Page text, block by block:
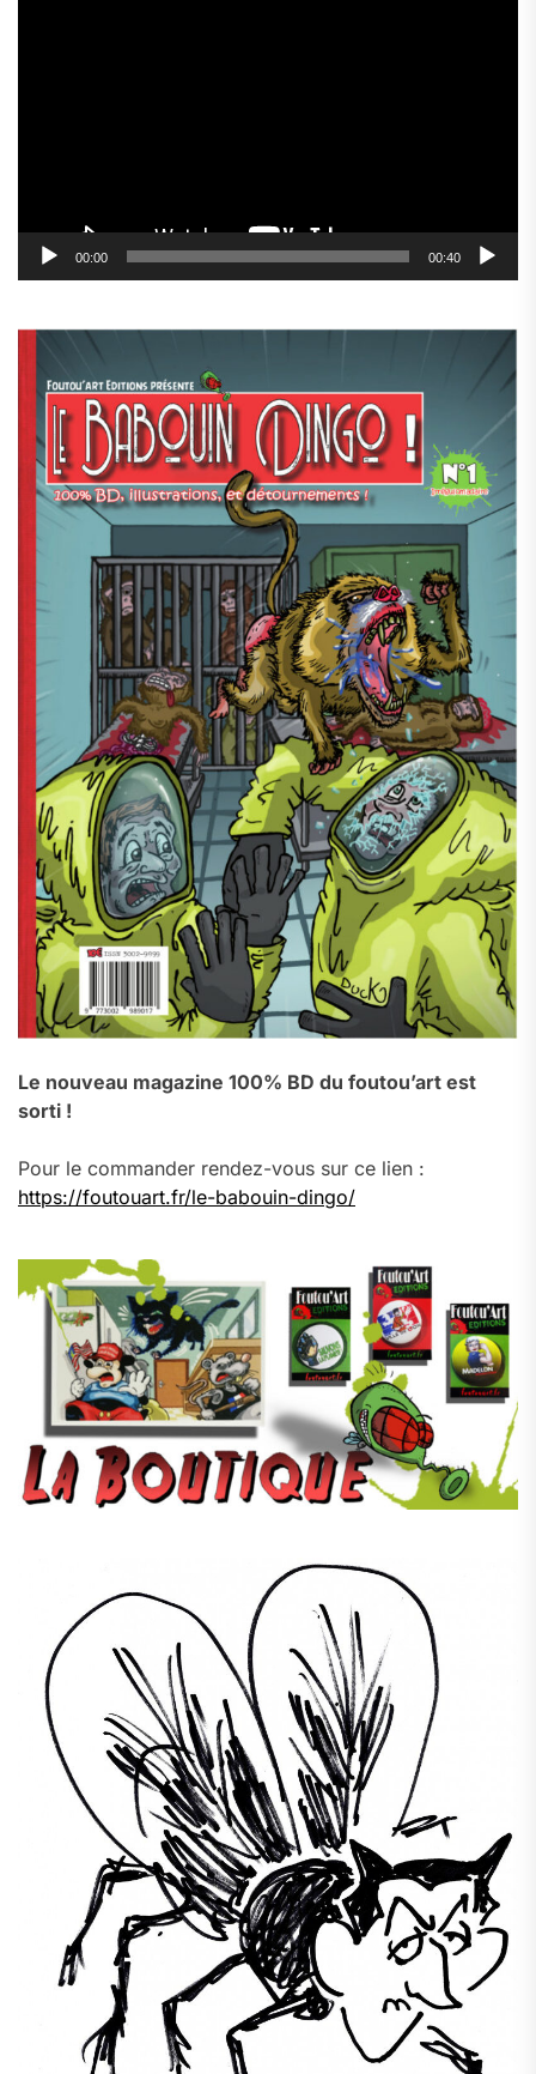
00:00 00:40
Le nouveau magazine 100% BD du foutou’art est
sorti !
Pour le commander rendez-vous sur ce lien :
https://foutouart.fr/le-babouin-dingo/